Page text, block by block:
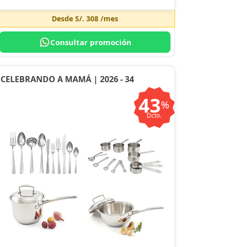
DesdeS/. 308 /mes
Consultar promoción
CELEBRANDO A MAMÁ | 2026 - 34
43%
Dcto.